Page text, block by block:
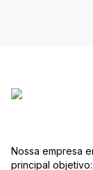
Nossa empresa
principal